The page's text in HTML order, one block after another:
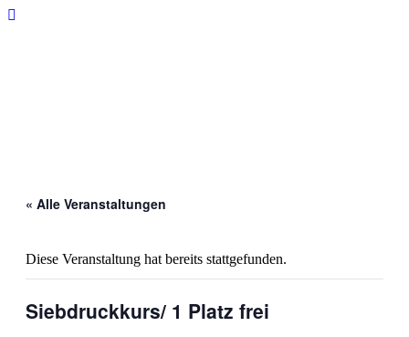
« Alle Veranstaltungen
Diese Veranstaltung hat bereits stattgefunden.
Siebdruckkurs/ 1 Platz frei